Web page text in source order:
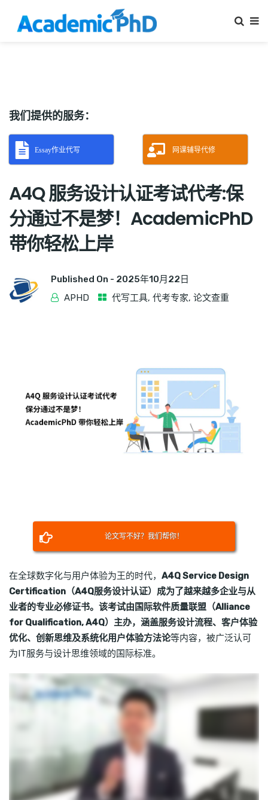
我们提供的服务：
Essay作业代写 网课辅导代修
A4Q 服务设计认证考试代考:保
分通过不是梦！AcademicPhD
带你轻松上岸
Published On - 2025年10月22日
APHD
代写工具, 代考专家, 论文查重
论文写不好？我们帮你！
在全球数字化与用户体验为王的时代， A4Q Service Design
Certification（A4Q服务设计认证）成为了越来越多企业与从
业者的专业必修证书。该考试由国际软件质量联盟（Alliance
for Qualification, A4Q）主办，涵盖服务设计流程、客户体验
优化、创新思维及系统化用户体验方法论等内容，被广泛认可
为IT服务与设计思维领域的国际标准。